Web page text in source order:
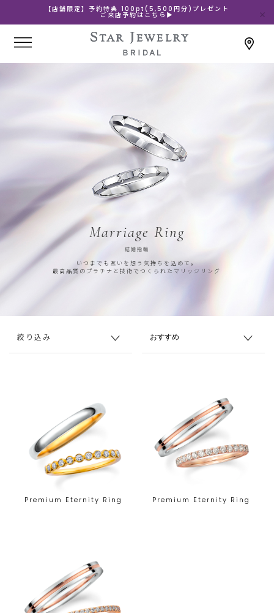
【店舗限定】予約特典 100pt(5,500円分)プレゼント
ご来店予約はこちら▶
Marriage Ring
結婚指輪
いつまでも互いを想う気持ちを込めて。
最高品質のプラチナと技術でつくられたマリッジリング
絞り込み
Premium Eternity Ring Premium Eternity Ring